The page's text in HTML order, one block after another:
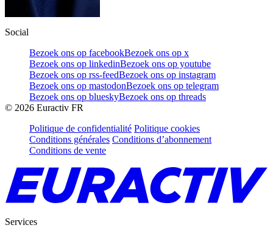
Social
Bezoek ons op facebookBezoek ons op x
Bezoek ons op linkedinBezoek ons op youtube
Bezoek ons op rss-feedBezoek ons op instagram
Bezoek ons op mastodonBezoek ons op telegram
Bezoek ons op blueskyBezoek ons op threads
© 2026 Euractiv FR
Politique de confidentialité Politique cookies
Conditions générales Conditions d’abonnement
Conditions de vente
Services